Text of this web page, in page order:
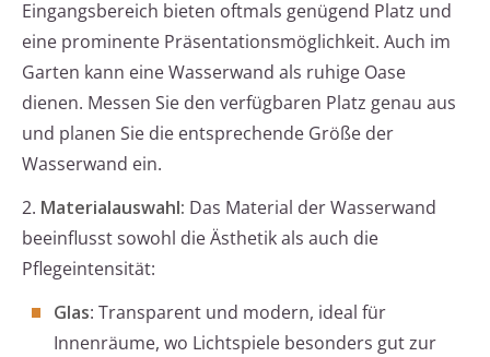
Eingangsbereich bieten oftmals genügend Platz und
eine prominente Präsentationsmöglichkeit. Auch im
Garten kann eine Wasserwand als ruhige Oase
dienen. Messen Sie den verfügbaren Platz genau aus
und planen Sie die entsprechende Größe der
Wasserwand ein.
2. Materialauswahl: Das Material der Wasserwand
beeinflusst sowohl die Ästhetik als auch die
Pflegeintensität:
Glas: Transparent und modern, ideal für
Innenräume, wo Lichtspiele besonders gut zur